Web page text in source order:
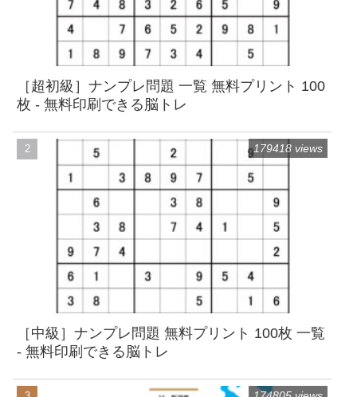
［超初級］ナンプレ問題 一覧 無料プリント 100
枚 - 無料印刷できる脳トレ
［中級］ナンプレ問題 無料プリント 100枚 一覧
- 無料印刷できる脳トレ
179418 views